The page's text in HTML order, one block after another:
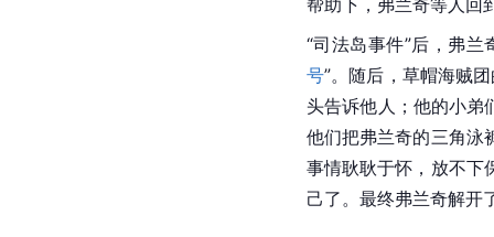
帮助下，弗兰奇等人回
“司法岛事件”后，弗
号”。随后，草帽海贼
头告诉他人；他的小弟
他们把弗兰奇的三角泳
事情耿耿于怀，放不下
己了。最终弗兰奇解开